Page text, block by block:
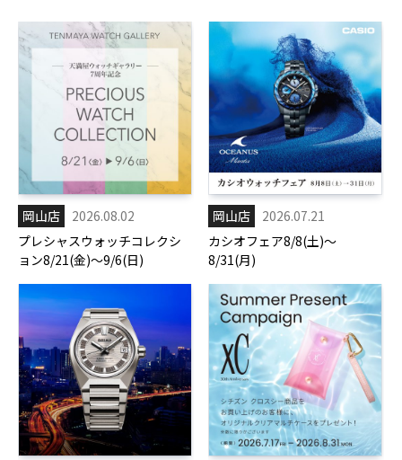
岡山店
2026.08.02
プレシャスウォッチコレクシ
ョン8/21(金)～9/6(日)
岡山店
2026.07.21
カシオフェア8/8(土)～
8/31(月)